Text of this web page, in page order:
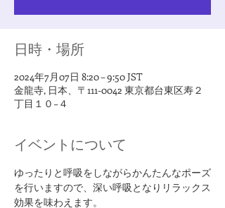
日時・場所
2024年7月07日 8:20 – 9:50 JST
金龍寺, 日本、〒111-0042 東京都台東区寿２
丁目１０−４
イベントについて
ゆったりと呼吸をしながらかんたんなポーズ
を行いますので、深い呼吸となりリラックス
効果を味わえます。